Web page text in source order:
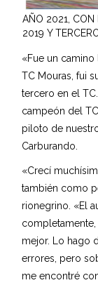
AÑO 2021, CON
2019 Y
«Fue un
TC Mouras, fui
tercero en el
campeón del
piloto de
Carburando.
«Crecí
también como
rionegrino. «El
mejor. Lo hago
errores, pero
me encontré